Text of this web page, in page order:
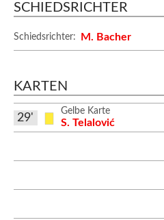
SCHIEDSRICHTER
Schiedsrichter: M. Bacher
KARTEN
Gelbe Karte
S. Telalović
29'